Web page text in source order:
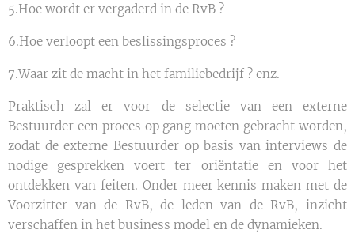
5.Hoe wordt er vergaderd in de RvB ?
6.Hoe verloopt een beslissingsproces ?
7.Waar zit de macht in het familiebedrijf ? enz.
Praktisch zal er voor de selectie van een externe
Bestuurder een proces op gang moeten gebracht worden,
zodat de externe Bestuurder op basis van interviews de
nodige gesprekken voert ter oriëntatie en voor het
ontdekken van feiten. Onder meer kennis maken met de
Voorzitter van de RvB, de leden van de RvB, inzicht
verschaffen in het business model en de dynamieken.